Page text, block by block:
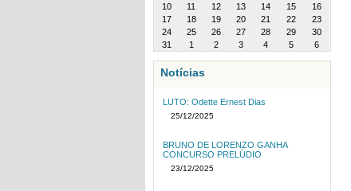
10
11 12 13 14 15
16
17
18 19 20 21 22
23
24
25 26 27 28 29
30
31
1 2 3 4 5 6
Notícias
LUTO: Odette Ernest Dias
25/12/2025
BRUNO DE LORENZO GANHA
CONCURSO PRELÚDIO
23/12/2025